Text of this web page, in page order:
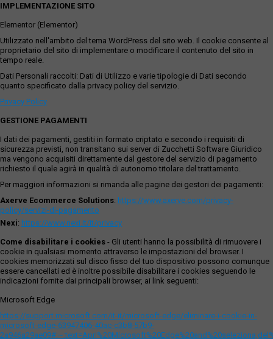
IMPLEMENTAZIONE SITO
Elementor (Elementor)
Utilizzato nell'ambito del tema WordPress del sito web. Il cookie consente al
proprietario del sito di implementare o modificare il contenuto del sito in
tempo reale.
Dati Personali raccolti: Dati di Utilizzo e varie tipologie di Dati secondo
quanto specificato dalla privacy policy del servizio.
Privacy Policy
GESTIONE PAGAMENTI
I dati dei pagamenti, gestiti in formato criptato e secondo i requisiti di
sicurezza previsti, non transitano sui server di Zucchetti Software Giuridico
ma vengono acquisiti direttamente dal gestore del servizio di pagamento
richiesto il quale agirà in qualità di autonomo titolare del trattamento.
Per maggiori informazioni si rimanda alle pagine dei gestori dei pagamenti:
Axerve Ecommerce Solutions: https://www.axerve.com/privacy-
policy/servizi-di-pagamento
Nexi: https://www.nexi.it/it/privacy
Come disabilitare i cookies - Gli utenti hanno la possibilità di rimuovere i
cookie in qualsiasi momento attraverso le impostazioni del browser. I
cookies memorizzati sul disco fisso del tuo dispositivo possono comunque
essere cancellati ed è inoltre possibile disabilitare i cookies seguendo le
indicazioni fornite dai principali browser, ai link seguenti:
Microsoft Edge
https://support.microsoft.com/it-it/microsoft-edge/eliminare-i-cookie-in-
microsoft-edge-63947406-40ac-c3b8-57b9-